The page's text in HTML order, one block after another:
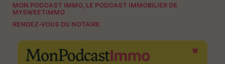
MON PODCAST IMMO, LE PODCAST IMMOBILIER DE
MYSWEETIMMO
RENDEZ-VOUS DU NOTAIRE